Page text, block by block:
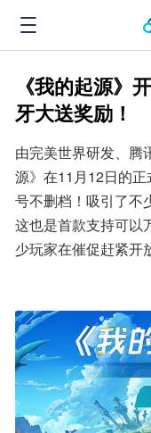
《我的起源》
牙大送奖励！
由完美世界研发、腾
源》在11月12日的
号不删档！吸引了不
这也是首款支持可以
少玩家在催促赶紧开